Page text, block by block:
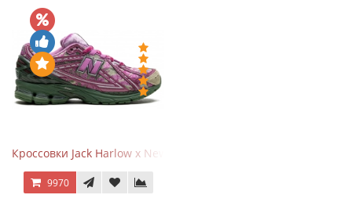
Кроссовки Jack Harlow x New Balance 1906r Kentucky Derby
9970